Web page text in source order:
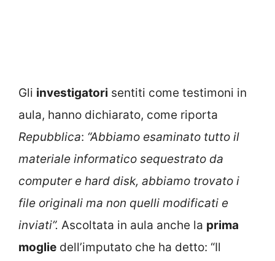
Gli investigatori sentiti come testimoni in
aula, hanno dichiarato, come riporta
Repubblica: “Abbiamo esaminato tutto il
materiale informatico sequestrato da
computer e hard disk, abbiamo trovato i
file originali ma non quelli modificati e
inviati”. Ascoltata in aula anche la prima
moglie dell’imputato che ha detto: “Il